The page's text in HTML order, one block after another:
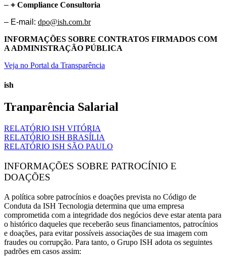
– + Compliance Consultoria
– E-mail: dpo@ish.com.br
INFORMAÇÕES SOBRE CONTRATOS FIRMADOS COM
A ADMINISTRAÇÃO PÚBLICA
Veja no Portal da Transparência
ish
Tranparência Salarial
RELATÓRIO ISH VITÓRIA
RELATÓRIO ISH BRASÍLIA
RELATÓRIO ISH SÃO PAULO
INFORMAÇÕES SOBRE PATROCÍNIO E
DOAÇÕES
A política sobre patrocínios e doações prevista no Código de
Conduta da ISH Tecnologia determina que uma empresa
comprometida com a integridade dos negócios deve estar atenta para
o histórico daqueles que receberão seus financiamentos, patrocínios
e doações, para evitar possíveis associações de sua imagem com
fraudes ou corrupção. Para tanto, o Grupo ISH adota os seguintes
padrões em casos assim: